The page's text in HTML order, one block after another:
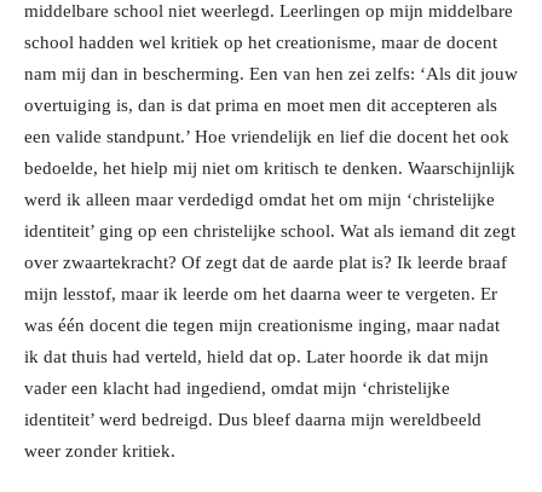
middelbare school niet weerlegd. Leerlingen op mijn middelbare
school hadden wel kritiek op het creationisme, maar de docent
nam mij dan in bescherming. Een van hen zei zelfs: ‘Als dit jouw
overtuiging is, dan is dat prima en moet men dit accepteren als
een valide standpunt.’ Hoe vriendelijk en lief die docent het ook
bedoelde, het hielp mij niet om kritisch te denken. Waarschijnlijk
werd ik alleen maar verdedigd omdat het om mijn ‘christelijke
identiteit’ ging op een christelijke school. Wat als iemand dit zegt
over zwaartekracht? Of zegt dat de aarde plat is? Ik leerde braaf
mijn lesstof, maar ik leerde om het daarna weer te vergeten. Er
was één docent die tegen mijn creationisme inging, maar nadat
ik dat thuis had verteld, hield dat op. Later hoorde ik dat mijn
vader een klacht had ingediend, omdat mijn ‘christelijke
identiteit’ werd bedreigd. Dus bleef daarna mijn wereldbeeld
weer zonder kritiek.